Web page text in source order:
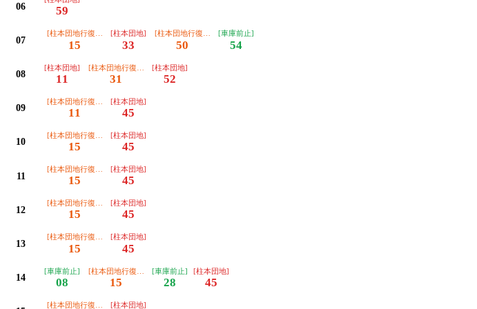
06 59
07
[柱本団地行復路三島江経由]
15
[柱本団地]
33
[柱本団地行復路三島江経由]
50
[車庫前止]
54
08
[柱本団地]
11
[柱本団地行復路三島江経由]
31
[柱本団地]
52
09
[柱本団地行復路三島江経由]
11
[柱本団地]
45
10
[柱本団地行復路三島江経由]
15
[柱本団地]
45
11
[柱本団地行復路三島江経由]
15
[柱本団地]
45
12
[柱本団地行復路三島江経由]
15
[柱本団地]
45
13
[柱本団地行復路三島江経由]
15
[柱本団地]
45
14
[車庫前止]
08
[柱本団地行復路三島江経由]
15
[車庫前止]
28
[柱本団地]
45
[柱本団地行復路三島江経由]
[柱本団地]